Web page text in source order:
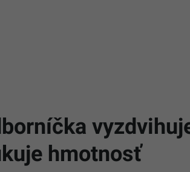
hmotnosť